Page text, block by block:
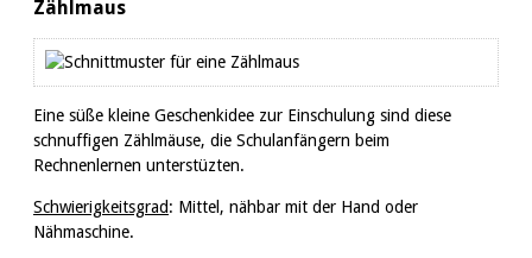
Zählmaus
Eine süße kleine Geschenkidee zur Einschulung sind diese
schnuffigen Zählmäuse, die Schulanfängern beim
Rechnenlernen unterstüzten.
Schwierigkeitsgrad: Mittel, nähbar mit der Hand oder
Nähmaschine.